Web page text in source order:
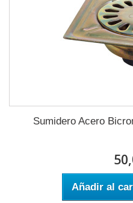
Sumidero Acero
Añadir al